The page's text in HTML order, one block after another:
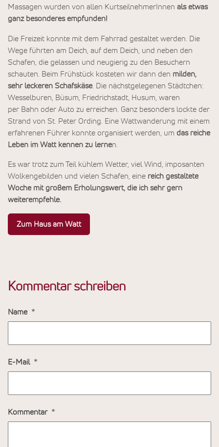
Massagen wurden von allen KurtseilnehmerInnen als etwas
ganz besonderes empfunden!
Die Freizeit konnte mit dem Fahrrad gestaltet werden. Die
Wege führten am Deich, auf dem Deich, und neben den
Schafen, die gelassen und neugierig zu den Besuchern
schauten. Beim Frühstück kosteten wir dann den milden,
sehr leckeren Schafskäse . Die nächstgelegenen Städtchen:
Wesselburen, Büsum, Friedrichstadt, Husum, waren
per Bahn oder Auto zu erreichen. Ganz besonders lockte der
Strand von St. Peter Ording. Eine Wattwanderung mit einem
erfahrenen Führer konnte organisiert werden, um das reiche
Leben im Watt kennen zu lernen.
Es war trotz zum Teil kühlem Wetter, viel Wind, imposanten
Wolkengebilden und vielen Schafen, eine reich gestaltete
Woche mit großem Erholungswert, die ich sehr gern
weiterempfehle.
Zum Haus am Watt
Kommentar schreiben
Name
E-Mail
Kommentar